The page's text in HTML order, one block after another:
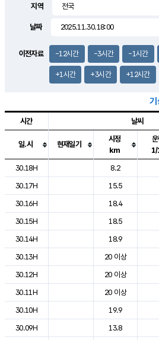
3.0m/s
지역
날짜
이전자료 -12시간 -3시간 -1시간
+1시간 +3시간 +12시간
기
도시별 기상실황표로 지점, 날씨, 기온, 강
시간 날씨
일.시 현재일기
시정
km
1/
30.18H
8.2
30.17H
15.5
30.16H
18.4
30.15H
18.5
30.14H
18.9
30.13H
20 이상
30.12H
20 이상
30.11H
20 이상
30.10H
19.9
30.09H
13.8